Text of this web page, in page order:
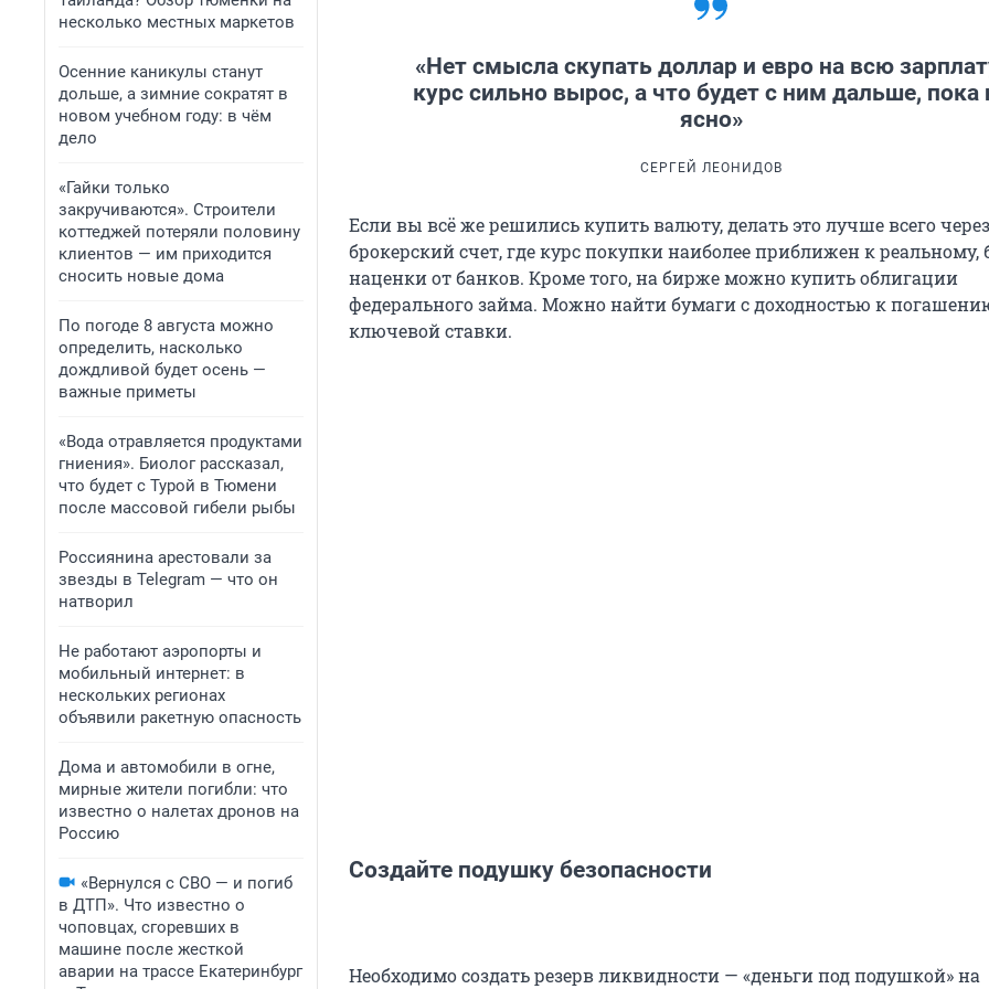
несколько местных маркетов
Осенние каникулы станут
дольше, а зимние сократят в
новом учебном году: в чём
дело
«Гайки только
закручиваются». Строители
коттеджей потеряли половину
клиентов — им приходится
сносить новые дома
По погоде 8 августа можно
определить, насколько
дождливой будет осень —
важные приметы
«Вода отравляется продуктами
гниения». Биолог рассказал,
что будет с Турой в Тюмени
после массовой гибели рыбы
Россиянина арестовали за
звезды в Telegram — что он
натворил
Не работают аэропорты и
мобильный интернет: в
нескольких регионах
объявили ракетную опасность
Дома и автомобили в огне,
мирные жители погибли: что
известно о налетах дронов на
Россию
«Вернулся с СВО — и погиб
в ДТП». Что известно о
чоповцах, сгоревших в
машине после жесткой
аварии на трассе Екатеринбург
«Нет смысла скупать доллар и евро на всю
курс сильно вырос, а что будет с ним дальше, пока
ясно»
СЕРГЕЙ ЛЕОНИДОВ
Если вы всё же решились купить валюту, делать это лучше всего через
брокерский счет, где курс покупки наиболее приближен к реальному,
наценки от банков. Кроме того, на бирже можно купить облигации
федерального займа. Можно найти бумаги с доходностью к
ключевой ставки.
Создайте подушку безопасности
Необходимо создать резерв ликвидности — «деньги под подушкой» на